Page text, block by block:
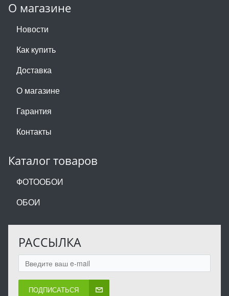
О магазине
Новости
Как купить
Доставка
О магазине
Гарантия
Контакты
Каталог товаров
ФОТООБОИ
ОБОИ
РАССЫЛКА
ПОДПИСАТЬСЯ